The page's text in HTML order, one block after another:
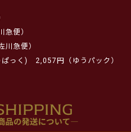
便）
急便）
っく)
2,057円（ゆうパック）